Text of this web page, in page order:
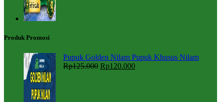
Produk Promosi
Pupuk Golden Nilam Pupuk Khusus Nilam
Rp125.000 Rp120.000